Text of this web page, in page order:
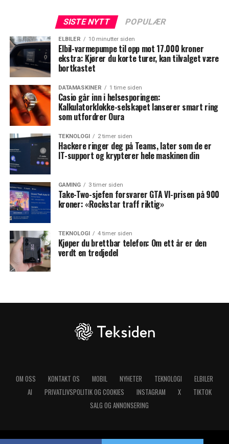
SISTE NYTT POPULÆR
ELBILER 10 minutter siden
Elbil-varmepumpe til opp mot 17.000 kroner
ekstra: Kjører du korte turer, kan tilvalget være
bortkastet
DATAMASKINER 1 time siden
Casio går inn i helsesporingen:
Kalkulatorklokke-selskapet lanserer smart ring
som utfordrer Oura
TEKNOLOGI 2 timer siden
Hackere ringer deg på Teams, later som de er
IT-support og krypterer hele maskinen din
GAMING 3 timer siden
Take-Two-sjefen forsvarer GTA VI-prisen på 900
kroner: «Rockstar traff riktig»
TEKNOLOGI 4 timer siden
Kjøper du brettbar telefon: Om ett år er den
verdt en tredjedel
OM OSS KONTAKT OS MOBIL NYHETER TEKNOLOGI
ELBILER
AI
PRIVATLIVSPOLITIK OG COOKIES INSTAGRAM X
TIKTOK
SALG OG ANNONSERING